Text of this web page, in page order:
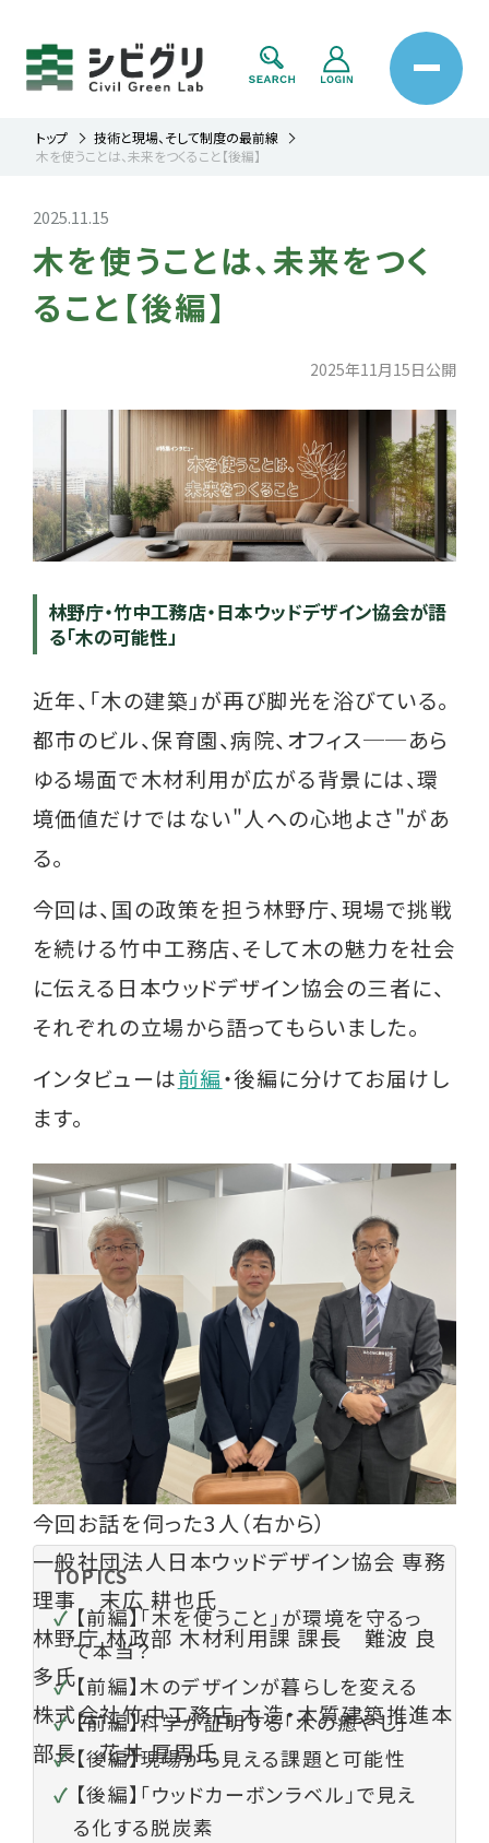
トップ
技術と現場、そして制度の最前線
木を使うことは、未来をつくること【後編】
2025.11.15
木を使うことは、未来をつく
ること【後編】
2025年11月15日公開
林野庁・竹中工務店・日本ウッドデザイン協会が語
る「木の可能性」
近年、「木の建築」が再び脚光を浴びている。
都市のビル、保育園、病院、オフィス──あら
ゆる場面で木材利用が広がる背景には、環
境価値だけではない"人への心地よさ"があ
る。
今回は、国の政策を担う林野庁、現場で挑戦
を続ける竹中工務店、そして木の魅力を社会
に伝える日本ウッドデザイン協会の三者に、
それぞれの立場から語ってもらいました。
インタビューは前編・後編に分けてお届けし
ます。
今回お話を伺った3人（右から）
一般社団法人日本ウッドデザイン協会 専務
理事 末広 耕也氏
林野庁 林政部 木材利用課 課長 難波 良
多氏
株式会社竹中工務店 木造・木質建築推進本
部長 花井 厚周氏
TOPICS
【前編】「木を使うこと」が環境を守るっ
て本当？
【前編】木のデザインが暮らしを変える
【前編】科学が証明する「木の癒やし」
【後編】現場から見える課題と可能性
【後編】 「ウッドカーボンラベル」で見え
る化する脱炭素